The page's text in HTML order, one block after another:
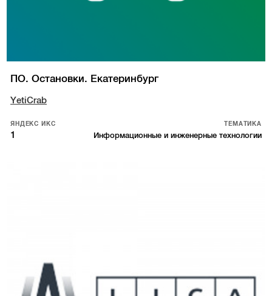
ПО. Остановки. Екатеринбург
YetiCrab
ЯНДЕКС ИКС
1
ТЕМАТИКА
Информационные и инженерные технологии